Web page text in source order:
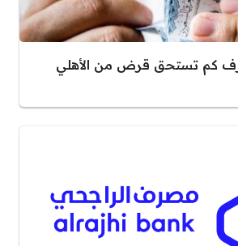
كم تستحق قرض من الأهلي